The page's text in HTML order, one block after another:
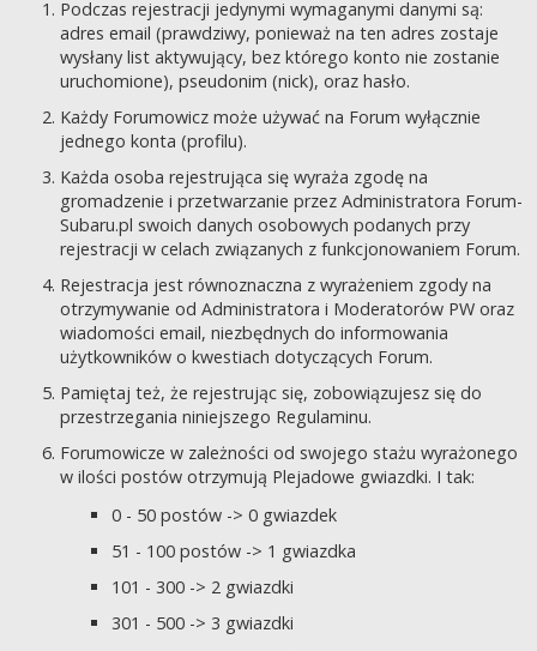
Podczas rejestracji jedynymi wymaganymi danymi są:
adres email (prawdziwy, ponieważ na ten adres zostaje
wysłany list aktywujący, bez którego konto nie zostanie
uruchomione), pseudonim (nick), oraz hasło.
Każdy Forumowicz może używać na Forum wyłącznie
jednego konta (profilu).
Każda osoba rejestrująca się wyraża zgodę na
gromadzenie i przetwarzanie przez Administratora Forum-
Subaru.pl swoich danych osobowych podanych przy
rejestracji w celach związanych z funkcjonowaniem Forum.
Rejestracja jest równoznaczna z wyrażeniem zgody na
otrzymywanie od Administratora i Moderatorów PW oraz
wiadomości email, niezbędnych do informowania
użytkowników o kwestiach dotyczących Forum.
Pamiętaj też, że rejestrując się, zobowiązujesz się do
przestrzegania niniejszego Regulaminu.
Forumowicze w zależności od swojego stażu wyrażonego
w ilości postów otrzymują Plejadowe gwiazdki. I tak:
0 - 50 postów -> 0 gwiazdek
51 - 100 postów -> 1 gwiazdka
101 - 300 -> 2 gwiazdki
301 - 500 -> 3 gwiazdki